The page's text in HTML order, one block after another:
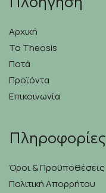
επιλογές
Αρχική
Το Theosis
Ποτά
Προϊόντα
Επικοινωνία
Πληροφορίες
Όροι & Προϋποθέσεις
Πολιτική Απορρήτου